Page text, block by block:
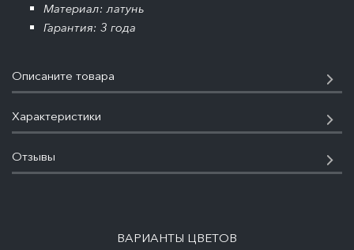
Материал: латунь
Гарантия: 3 года
Описаните товара
Характеристики
Отзывы
ВАРИАНТЫ ЦВЕТОВ